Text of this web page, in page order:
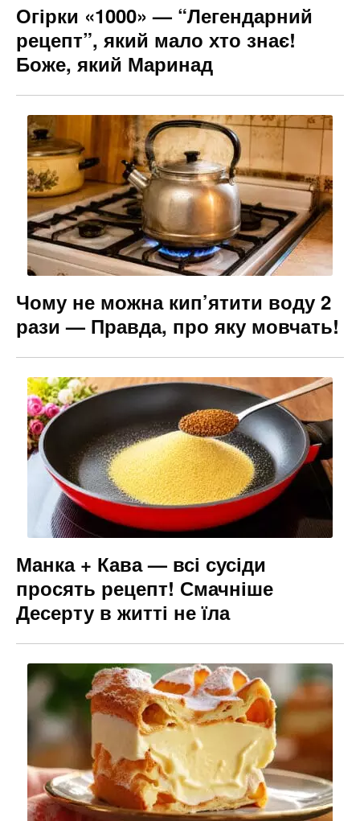
Огірки «1000» — “Легендарний
рецепт”, який мало хто знає!
Боже, який Маринад
Чому не можна кип’ятити воду 2
рази — Правда, про яку мовчать!
Манка + Кава — всі сусіди
просять рецепт! Смачніше
Десерту в житті не їла